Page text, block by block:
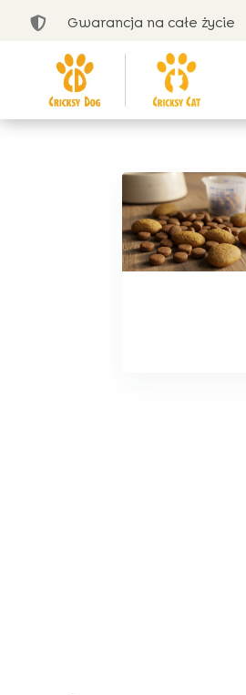
 Gwarancja na całe życie